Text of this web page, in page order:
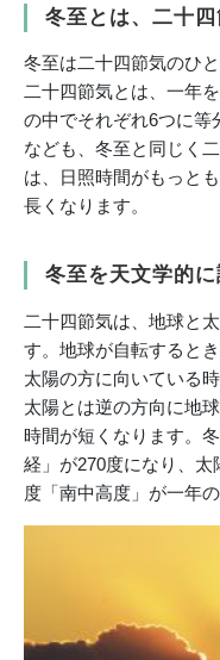
冬至とは、二十
冬至は二十四節気のひ
二十四節気とは、一年
の中でそれぞれ6つに等
なども、冬至と同じく
は、日照時間がもっと
長くなります。
冬至を天文学的に
二十四節気は、地球と
す。地球が自転すると
太陽の方に向いている
太陽とは逆の方向に地
時間が短くなります。
経」が270度になり、
度「南中高度」が一年